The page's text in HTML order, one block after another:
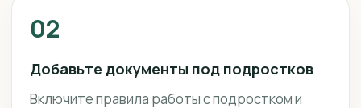
02
Добавьте документы под подростков
Включите правила работы с подростком и